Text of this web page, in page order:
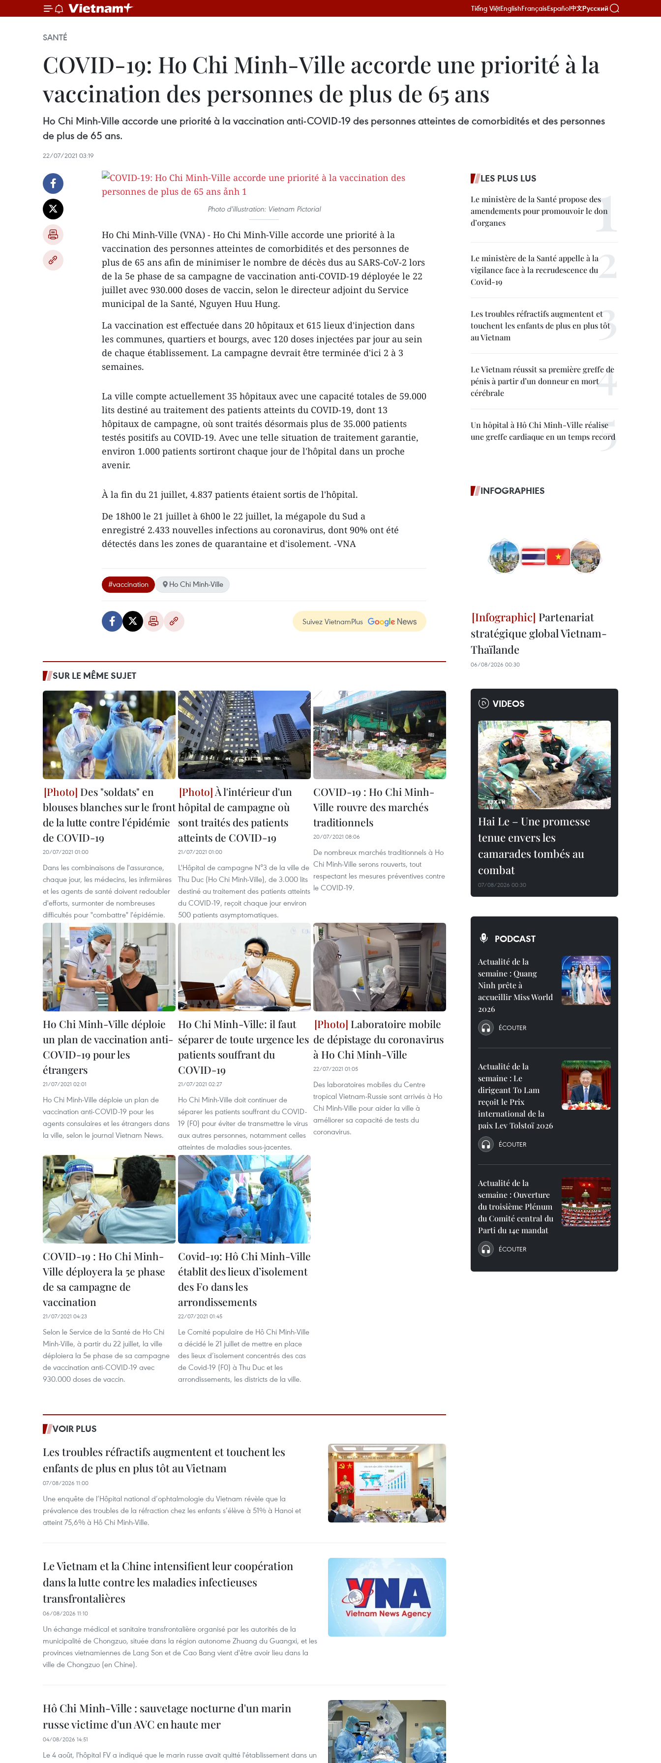
Tiếng ViệtEnglishFrançaisEspañol中文Русский
SANTÉ
COVID-19: Ho Chi Minh-Ville accorde une priorité à la
vaccination des personnes de plus de 65 ans
Ho Chi Minh-Ville accorde une priorité à la vaccination anti-COVID-19 des personnes atteintes de comorbidités et des personnes
de plus de 65 ans.
22/07/2021 03:19
Photo d'illustration: Vietnam Pictorial
Ho Chi Minh-Ville (VNA) - Ho Chi Minh-Ville accorde une priorité à la
vaccination des personnes atteintes de comorbidités et des personnes de
plus de 65 ans afin de minimiser le nombre de décès dus au SARS-CoV-2 lors
de la 5e phase de sa campagne de vaccination anti-COVID-19 déployée le 22
juillet avec 930.000 doses de vaccin, selon le directeur adjoint du Service
municipal de la Santé, Nguyen Huu Hung.
La vaccination est effectuée dans 20 hôpitaux et 615 lieux d'injection dans
les communes, quartiers et bourgs, avec 120 doses injectées par jour au sein
de chaque établissement. La campagne devrait être terminée d'ici 2 à 3
semaines.
La ville compte actuellement 35 hôpitaux avec une capacité totales de 59.000
lits destiné au traitement des patients atteints du COVID-19, dont 13
hôpitaux de campagne, où sont traités désormais plus de 35.000 patients
testés positifs au COVID-19. Avec une telle situation de traitement garantie,
environ 1.000 patients sortiront chaque jour de l'hôpital dans un proche
avenir.
À la fin du 21 juillet, 4.837 patients étaient sortis de l'hôpital.
De 18h00 le 21 juillet à 6h00 le 22 juillet, la mégapole du Sud a
enregistré 2.433 nouvelles infections au coronavirus, dont 90% ont été
détectés dans les zones de quarantaine et d'isolement. -VNA
#vaccination Ho Chi Minh-Ville
Suivez VietnamPlus
SUR LE MÊME SUJET
Des "soldats" en
blouses blanches sur le front
de la lutte contre l'épidémie
de COVID-19
20/07/2021 01:00
Dans les combinaisons de l'assurance,
chaque jour, les médecins, les infirmières
et les agents de santé doivent redoubler
d'efforts, surmonter de nombreuses
difficultés pour "combattre" l'épidémie.
À l'intérieur d'un
hôpital de campagne où
sont traités des patients
atteints de COVID-19
21/07/2021 01:00
L'Hôpital de campagne N°3 de la ville de
Thu Duc (Ho Chi Minh-Ville), de 3.000 lits
destiné au traitement des patients atteints
du COVID-19, reçoit chaque jour environ
500 patients asymptomatiques.
COVID-19 : Ho Chi Minh-
Ville rouvre des marchés
traditionnels
20/07/2021 08:06
De nombreux marchés traditionnels à Ho
Chi Minh-Ville serons rouverts, tout
respectant les mesures préventives contre
le COVID-19.
Ho Chi Minh-Ville déploie
un plan de vaccination anti-
COVID-19 pour les
étrangers
21/07/2021 02:01
Ho Chi Minh-Ville déploie un plan de
vaccination anti-COVID-19 pour les
agents consulaires et les étrangers dans
la ville, selon le journal Vietnam News.
Ho Chi Minh-Ville: il faut
séparer de toute urgence les
patients souffrant du
COVID-19
21/07/2021 02:27
Ho Chi Minh-Ville doit continuer de
séparer les patients souffrant du COVID-
19 (F0) pour éviter de transmettre le virus
aux autres personnes, notamment celles
atteintes de maladies sous-jacentes.
Laboratoire mobile
de dépistage du coronavirus
à Ho Chi Minh-Ville
22/07/2021 01:05
Des laboratoires mobiles du Centre
tropical Vietnam-Russie sont arrivés à Ho
Chi Minh-Ville pour aider la ville à
améliorer sa capacité de tests du
coronavirus.
COVID-19 : Ho Chi Minh-
Ville déployera la 5e phase
de sa campagne de
vaccination
21/07/2021 04:23
Selon le Service de la Santé de Ho Chi
Minh-Ville, à partir du 22 juillet, la ville
déploiera la 5e phase de sa campagne
de vaccination anti-COVID-19 avec
930.000 doses de vaccin.
Covid-19: Hô Chi Minh-Ville
établit des lieux d’isolement
des F0 dans les
arrondissements
22/07/2021 01:45
Le Comité populaire de Hô Chi Minh-Ville
a décidé le 21 juillet de mettre en place
des lieux d’isolement concentrés des cas
de Covid-19 (F0) à Thu Duc et les
arrondissements, les districts de la ville.
VOIR PLUS
Les troubles réfractifs augmentent et touchent les
enfants de plus en plus tôt au Vietnam
07/08/2026 11:00
Une enquête de l’Hôpital national d’ophtalmologie du Vietnam révèle que la
prévalence des troubles de la réfraction chez les enfants s’élève à 51% à Hanoi et
atteint 75,6% à Hô Chi Minh-Ville.
Le Vietnam et la Chine intensifient leur coopération
dans la lutte contre les maladies infectieuses
transfrontalières
06/08/2026 11:10
Un échange médical et sanitaire transfrontalière organisé par les autorités de la
municipalité de Chongzuo, située dans la région autonome Zhuang du Guangxi, et les
provinces vietnamiennes de Lang Son et de Cao Bang vient d'être avoir lieu dans la
ville de Chongzuo (en Chine).
Hô Chi Minh-Ville : sauvetage nocturne d'un marin
russe victime d'un AVC en haute mer
04/08/2026 14:51
Le 4 août, l'hôpital FV a indiqué que le marin russe avait quitté l'établissement dans un
LES PLUS LUS
Le ministère de la Santé propose des
amendements pour promouvoir le don
d’organes
Le ministère de la Santé appelle à la
vigilance face à la recrudescence du
Covid-19
Les troubles réfractifs augmentent et
touchent les enfants de plus en plus tôt
au Vietnam
Le Vietnam réussit sa première greffe de
pénis à partir d’un donneur en mort
cérébrale
Un hôpital à Hô Chi Minh-Ville réalise
une greffe cardiaque en un temps record
INFOGRAPHIES
Partenariat
stratégique global Vietnam-
Thaïlande
06/08/2026 00:30
VIDEOS
Hai Le – Une promesse
tenue envers les
camarades tombés au
combat
07/08/2026 00:30
PODCAST
Actualité de la
semaine : Quang
Ninh prête à
accueillir Miss World
2026
ÉCOUTER
Actualité de la
semaine : Le
dirigeant To Lam
reçoit le Prix
international de la
paix Lev Tolstoï 2026
ÉCOUTER
Actualité de la
semaine : Ouverture
du troisième Plénum
du Comité central du
Parti du 14e mandat
ÉCOUTER